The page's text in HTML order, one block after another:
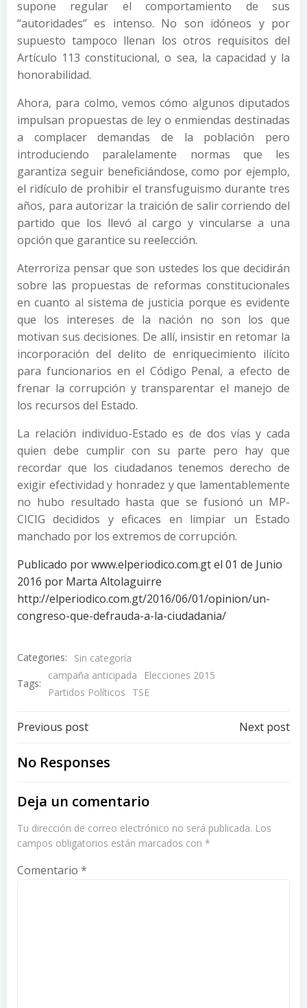
supone regular el comportamiento de sus
“autoridades” es intenso. No son idóneos y por
supuesto tampoco llenan los otros requisitos del
Artículo 113 constitucional, o sea, la capacidad y la
honorabilidad.
Ahora, para colmo, vemos cómo algunos diputados
impulsan propuestas de ley o enmiendas destinadas
a complacer demandas de la población pero
introduciendo paralelamente normas que les
garantiza seguir beneficiándose, como por ejemplo,
el ridículo de prohibir el transfuguismo durante tres
años, para autorizar la traición de salir corriendo del
partido que los llevó al cargo y vincularse a una
opción que garantice su reelección.
Aterroriza pensar que son ustedes los que decidirán
sobre las propuestas de reformas constitucionales
en cuanto al sistema de justicia porque es evidente
que los intereses de la nación no son los que
motivan sus decisiones. De allí, insistir en retomar la
incorporación del delito de enriquecimiento ilícito
para funcionarios en el Código Penal, a efecto de
frenar la corrupción y transparentar el manejo de
los recursos del Estado.
La relación individuo-Estado es de dos vías y cada
quien debe cumplir con su parte pero hay que
recordar que los ciudadanos tenemos derecho de
exigir efectividad y honradez y que lamentablemente
no hubo resultado hasta que se fusionó un MP-
CICIG decididos y eficaces en limpiar un Estado
manchado por los extremos de corrupción.
Publicado por www.elperiodico.com.gt el 01 de Junio
2016 por Marta Altolaguirre
http://elperiodico.com.gt/2016/06/01/opinion/un-
congreso-que-defrauda-a-la-ciudadania/
Categories:
Sin categoría
Tags:
campaña anticipada
Elecciones 2015
Partidos Políticos
TSE
Post
navigation
Previous post Next post
No Responses
Deja un comentario
Tu dirección de correo electrónico no será publicada. Los
campos obligatorios están marcados con *
Comentario *